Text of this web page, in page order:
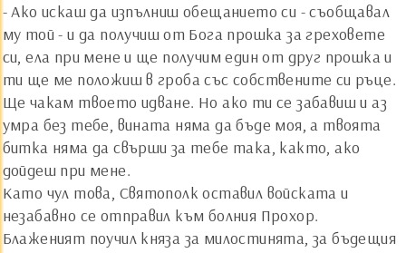
- Ако искаш да изпълниш обещанието си - съобщавал
му той - и да получиш от Бога прошка за греховете
си, ела при мене и ще получим един от друг прошка и
ти ще ме положиш в гроба със собствените си ръце.
Ще чакам твоето идване. Но ако ти се забавиш и аз
умра без тебе, вината няма да бъде моя, а твоята
битка няма да свърши за тебе така, както, ако
дойдеш при мене.
Като чул това, Святополк оставил войската и
незабавно се отправил към болния Прохор.
Блаженият поучил княза за милостинята, за бъдещия